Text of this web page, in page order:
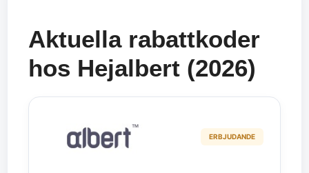
Aktuella rabattkoder
hos Hejalbert (2026)
ERBJUDANDE